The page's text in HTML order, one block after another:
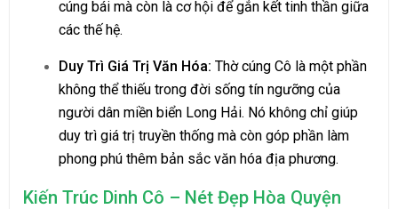
cúng bái mà còn là cơ hội để gắn kết tinh thần giữa
các thế hệ.
Duy Trì Giá Trị Văn Hóa: Thờ cúng Cô là một phần
không thể thiếu trong đời sống tín ngưỡng của
người dân miền biển Long Hải. Nó không chỉ giúp
duy trì giá trị truyền thống mà còn góp phần làm
phong phú thêm bản sắc văn hóa địa phương.
Kiến Trúc Dinh Cô – Nét Đẹp Hòa Quyện